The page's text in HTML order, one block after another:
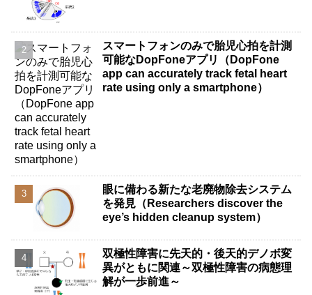
スマートフォンのみで胎児心拍を計測
可能なDopFoneアプリ（DopFone
app can accurately track fetal heart
rate using only a smartphone）
眼に備わる新たな老廃物除去システム
を発見（Researchers discover the
eye’s hidden cleanup system）
双極性障害に先天的・後天的デノボ変
異がともに関連～双極性障害の病態理
解が一歩前進～